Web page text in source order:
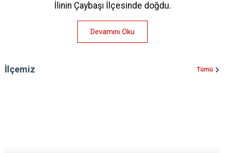
İlinin Çaybaşı İlçesinde doğdu.
Devamını Oku
İlçemiz Tümü